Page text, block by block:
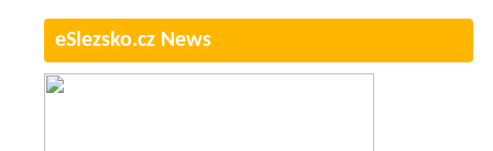
eSlezsko.cz News